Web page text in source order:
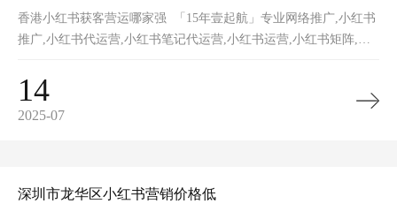
香港小红书获客营运哪家强 「15年壹起航」专业网络推广,小红书
推广,小红书代运营,小红书笔记代运营,小红书运营,小红书矩阵,小
14
2025-07
深圳市龙华区小红书营销价格低